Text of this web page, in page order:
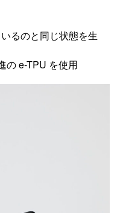
るのと同じ状態を生
の e-TPU を使用